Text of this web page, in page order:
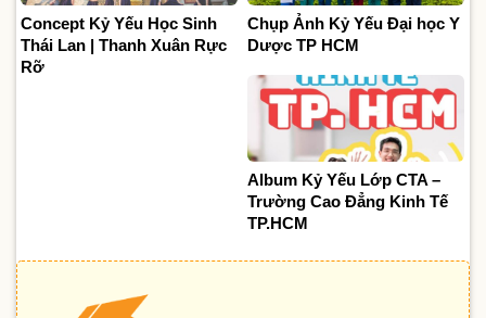
Concept Kỷ Yếu Học Sinh
Thái Lan | Thanh Xuân Rực
Rỡ
Chụp Ảnh Kỷ Yếu Đại học Y
Dược TP HCM
Album Kỷ Yếu Lớp CTA –
Trường Cao Đẳng Kinh Tế
TP.HCM